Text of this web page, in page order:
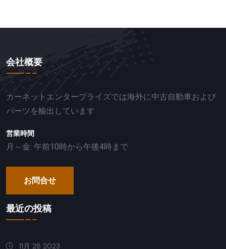
会社概要
カーネットエンタープライズでは海外に中古自動車および
パーツを輸出しています
営業時間
月～金: 午前10時から午後4時まで
お問合せ
最近の投稿
11月 28 2023